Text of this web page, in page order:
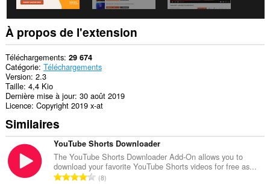
À propos de l'extension
Téléchargements 29 674
Catégorie Téléchargements
Version 2.3
Taille 4,4 Kio
Dernière mise à jour 30 août 2019
Licence Copyright 2019 x-at
Similaires
YouTube Shorts Downloader
The YouTube Shorts Downloader Add-On allows you to
download your favorite YouTube Shorts videos for free as...
N8